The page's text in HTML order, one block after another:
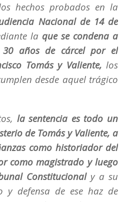
hechos probados en la
Nacional de 14 de
la que se condena a
30 años de cárcel por el
Tomás y Valiente, los
desde aquel trágico
la sentencia es todo un
de Tomás y Valiente, a
como historiador del
como magistrado y luego
Constitucionaly a su
y defensa de ese haz de